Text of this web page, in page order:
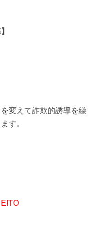
変えて詐欺的誘導を繰
す。